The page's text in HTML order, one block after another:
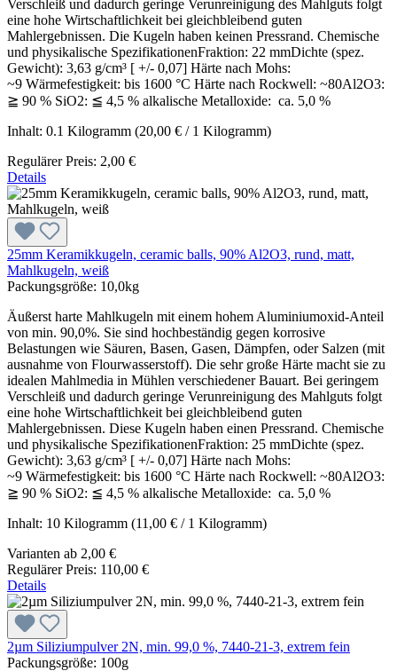
Verschleiß und dadurch geringe Verunreinigung des Mahlguts folgt
eine hohe Wirtschaftlichkeit bei gleichbleibend guten
Mahlergebnissen. Die Kugeln haben keinen Pressrand. Chemische
und physikalische SpezifikationenFraktion: 22 mmDichte (spez.
Gewicht): 3,63 g/cm³ [ +/- 0,07] Härte nach Mohs:
~9 Wärmefestigkeit: bis 1600 °C Härte nach Rockwell: ~80Al2O3:
≧ 90 % SiO2: ≦ 4,5 % alkalische Metalloxide: ca. 5,0 %
Inhalt: 0.1 Kilogramm (20,00 € / 1 Kilogramm)
Regulärer Preis: 2,00 €
Details
25mm Keramikkugeln, ceramic balls, 90% Al2O3, rund, matt,
Mahlkugeln, weiß
Packungsgröße: 10,0kg
Äußerst harte Mahlkugeln mit einem hohem Aluminiumoxid-Anteil
von min. 90,0%. Sie sind hochbeständig gegen korrosive
Belastungen wie Säuren, Basen, Gasen, Dämpfen, oder Salzen (mit
ausnahme von Flourwasserstoff). Die sehr große Härte macht sie zu
idealen Mahlmedia in Mühlen verschiedener Bauart. Bei geringem
Verschleiß und dadurch geringe Verunreinigung des Mahlguts folgt
eine hohe Wirtschaftlichkeit bei gleichbleibend guten
Mahlergebnissen. Diese Kugeln haben einen Pressrand. Chemische
und physikalische SpezifikationenFraktion: 25 mmDichte (spez.
Gewicht): 3,63 g/cm³ [ +/- 0,07] Härte nach Mohs:
~9 Wärmefestigkeit: bis 1600 °C Härte nach Rockwell: ~80Al2O3:
≧ 90 % SiO2: ≦ 4,5 % alkalische Metalloxide: ca. 5,0 %
Inhalt: 10 Kilogramm (11,00 € / 1 Kilogramm)
Varianten ab 2,00 €
Regulärer Preis: 110,00 €
Details
2µm Siliziumpulver 2N, min. 99,0 %, 7440-21-3, extrem fein
Packungsgröße: 100g